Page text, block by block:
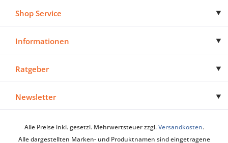
Shop Service
Informationen
Ratgeber
Newsletter
Alle Preise inkl. gesetzl. Mehrwertsteuer zzgl.Versandkosten.
Alle dargestellten Marken- und Produktnamen sind eingetragene